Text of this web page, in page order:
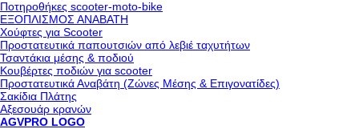
Ποτηροθήκες scooter-moto-bike
ΕΞΟΠΛΙΣΜΟΣ ΑΝΑΒΑΤΗ
Χούφτες για Scooter
Προστατευτικά παπουτσιών από λεβιέ ταχυτήτων
Τσαντάκια μέσης & ποδιού
Κουβέρτες ποδιών για scooter
Προστατευτικά Αναβάτη (Ζώνες Μέσης & Επιγονατίδες)
Σακίδια Πλάτης
Αξεσουάρ κρανών
AGVPRO LOGO